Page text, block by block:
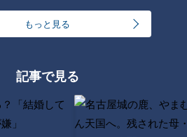
もっと見る
記事で見る
べ
だ洋食の最高傑作！～大竹敏之
の「シン・名古屋めし」